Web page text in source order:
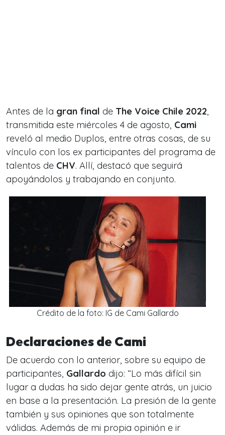
Antes de la gran final de The Voice Chile 2022,
transmitida este miércoles 4 de agosto, Cami
reveló al medio Duplos, entre otras cosas, de su
vínculo con los ex participantes del programa de
talentos de CHV. Allí, destacó que seguirá
apoyándolos y trabajando en conjunto.
Crédito de la foto: IG de Cami Gallardo
Declaraciones de Cami
De acuerdo con lo anterior, sobre su equipo de
participantes, Gallardo dijo: “Lo más difícil sin
lugar a dudas ha sido dejar gente atrás, un juicio
en base a la presentación. La presión de la gente
también y sus opiniones que son totalmente
válidas. Además de mi propia opinión e ir